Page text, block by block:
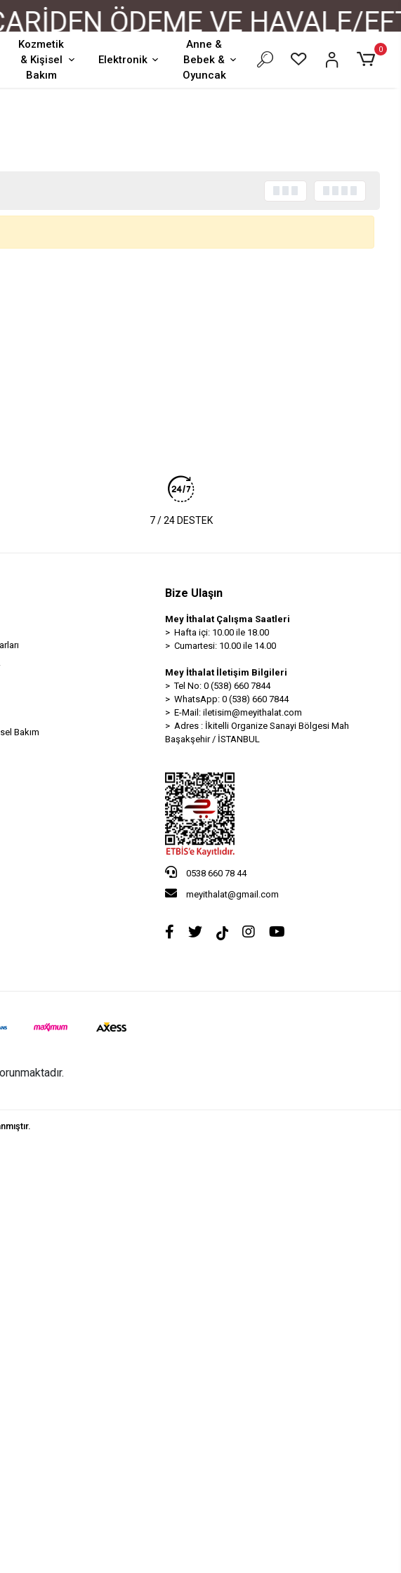
ÖDEME VE HAVALE/
Kozmetik
& Kişisel
Bakım
Elektronik
Anne &
Bebek &
Oyuncak
0
7 / 24 DESTEK
Bakım
Bize Ulaşın
Mey İthalat Çalışma Saatleri
> Hafta içi: 10.00 ile 18.00
> Cumartesi: 10.00 ile 14.00
Mey İthalat İletişim Bilgileri
> Tel No: 0 (538) 660 7844
> WhatsApp: 0 (538) 660 7844
> E-Mail: iletisim@meyithalat.com
> Adres : İkitelli Organize Sanayi Bölgesi Mah
Başakşehir / İSTANBUL
0538 660 78 44
meyithalat@gmail.com